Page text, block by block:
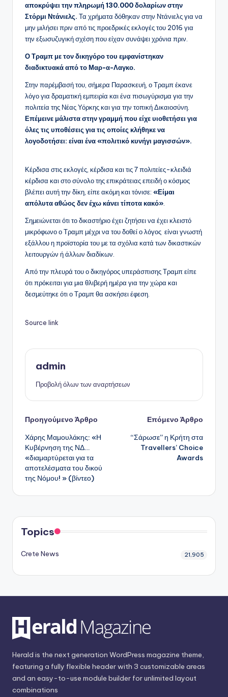
αποκρύψει την πληρωμή 130.000 δολαρίων στην
Στόρμι Ντάνιελς. Τα χρήματα δόθηκαν στην Ντάνιελς για να
μην μιλήσει πριν από τις προεδρικές εκλογές του 2016 για
την εξωσυζυγική σχέση που είχαν συνάψει χρόνια πριν.
Ο Τραμπ με τον δικηγόρο του εμφανίστηκαν
διαδικτυακά από το Μαρ-α-Λαγκο.
Στην παρέμβασή του, σήμερα Παρασκευή, ο Τραμπ έκανε
λόγο για δραματική εμπειρία και ένα πισωγύρισμα για την
πολιτεία της Νέας Υόρκης και για την τοπική Δικαιοσύνη.
Επέμεινε μάλιστα στην γραμμή που είχε υιοθετήσει για
όλες τις υποθέσεις για τις οποίες κλήθηκε να
λογοδοτήσει: είναι ένα «πολιτικό κυνήγι μαγισσών».
Κέρδισα στις εκλογές, κέρδισα και τις 7 πολιτείες-κλειδιά
κέρδισα και στο σύνολο της επικράτειας επειδή ο κόσμος
βλέπει αυτή την δίκη, είπε ακόμη και τόνισε: «Είμαι
απόλυτα αθώος δεν έχω κάνει τίποτα κακό»
Σημειώνεται ότι το δικαστήριο έχει ζητήσει να έχει κλειστό
μικρόφωνο ο Τραμπ μέχρι να του δοθεί ο λόγος είναι γνωστή
εξάλλου η προϊστορία του με τα σχόλια κατά των δικαστικών
λειτουργών ή άλλων διαδίκων.
Από την πλευρά του ο δικηγόρος υπεράσπισης Τραμπ είπε
ότι πρόκειται για μια θλιβερή ημέρα για την χώρα και
δεσμεύτηκε ότι ο Τραμπ θα ασκήσει έφεση.
Source link
admin
Προβολή όλων των αναρτήσεων
Πλοήγηση
δημοσιεύσεων
Προηγούμενο Άρθρο
Χάρης Μαμουλάκης: «Η
Κυβέρνηση της ΝΔ…
«διαμαρτύρεται για τα
αποτελέσματα του δικού
της Νόμου! » (βίντεο)
Επόμενο Άρθρο
“Σάρωσε” η Κρήτη στα
Travellers’ Choice
Awards
Topics
Crete News 21,905
Herald is the next generation WordPress magazine theme,
featuring a fully flexible header with 3 customizable areas
and an easy-to-use module builder for unlimited layout
combinations